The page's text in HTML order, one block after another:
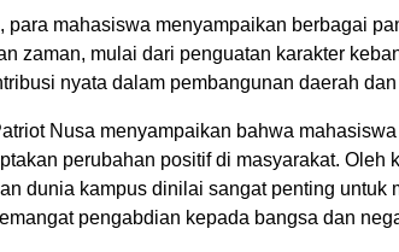
para mahasiswa menyampaikan berbagai
zaman, mulai dari penguatan karakter
nyata dalam pembangunan daerah
Nusa menyampaikan bahwa
perubahan positif di masyarakat. Oleh
dunia kampus dinilai sangat penting untuk
pengabdian kepada bangsa dan